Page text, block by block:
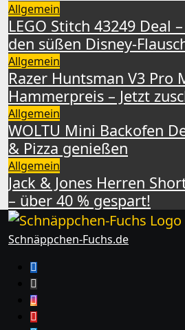
Allgemein
LEGO Stitch 43249 Deal
den süßen Disney-
Allgemein
Razer Huntsman V3 Pro
Hammerpreis – Jetzt
Allgemein
WOLTU Mini Backofen
& Pizza genießen
Allgemein
Jack & Jones Herren
– über 40 % gespart!
Schnäppchen-Fuchs.de